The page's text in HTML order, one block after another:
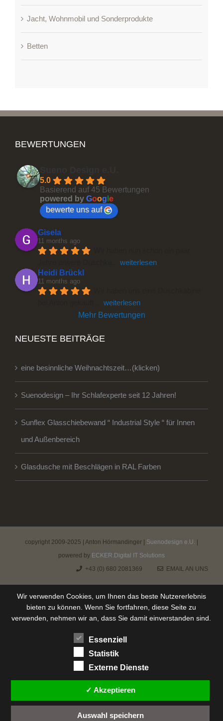
Jacht, Wohnmobil und Sonderprodukte
Betten
BEWERTUNGEN
5.0
Basierend auf 45 Bewertungen
powered by Goog e
bewerte uns auf
Gisela
11 months ago
weiterlesen
Heidi Brückl
11 months ago
weiterlesen
Mehr Bewertungen
NEUESTE BEITRÄGE
eine besinnliche Weihnachtszeit…(klicken)
Suenodesign – Ihr Schlafexperte seit 12 Jahren!
Sunflex Glasschiebewand “ Industrial Style “ für Innen
und Außenbereich
Glasdusche mit Beschlägen in RAL Farben
copyright 2009-2025 | Anton Hörmandinger | Suenodesign e.U.
powered by ECKER.Digital IT Solutions
+43 (0) 680 2081369
EMAIL AN UNS
Wir verwenden Cookies, um Ihnen das beste Nutzererlebnis
bieten zu können. Wenn Sie fortfahren, diese Seite zu
verwenden, nehmen wir an, dass Sie damit einverstanden sind.
Essenziell
Statistik
Externe Dienste
✓ Akzeptieren
Auswahl speichern